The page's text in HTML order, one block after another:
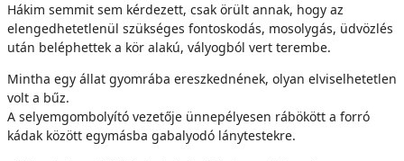
Hákim semmit sem kérdezett, csak örült annak, hogy az
elengedhetetlenül szükséges fontoskodás, mosolygás, üdvözlés
után beléphettek a kör alakú, vályogból vert terembe.
Mintha egy állat gyomrába ereszkednének, olyan elviselhetetlen
volt a bűz.
A selyemgombolyító vezetője ünnepélyesen rábökött a forró
kádak között egymásba gabalyodó lánytestekre.